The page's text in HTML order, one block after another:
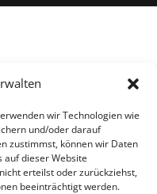
wir Technologien wie
und/oder darauf
zustimmst, können wir Daten
auf dieser Website
erteilst oder zurückziehst,
beeinträchtigt werden.